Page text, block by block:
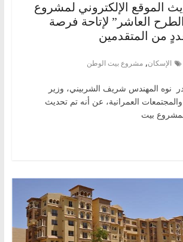
الموقع الإلكتروني لمشروع
العاشر” لإتاحة فرصة
من المتقدمين
الإسكان, مشروع بيت الوطن
نوه المهندس شريف الشربيني، وزير
العمرانية، عن أنه تم تحديث
لمشروع بيت